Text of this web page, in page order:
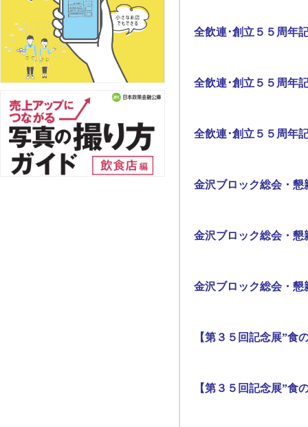
全飲連･創立５５周年
全飲連･創立５５周年
全飲連･創立５５周年
金沢ブロック総会・
金沢ブロック総会・
金沢ブロック総会・
【第３５回記念展”食
【第３５回記念展”食